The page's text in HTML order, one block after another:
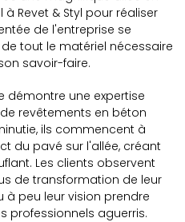
Revet & Styl pour réaliser
de l'entreprise se
tout le matériel nécessaire
savoir-faire.
démontre une expertise
revêtements en béton
ils commencent à
du pavé sur l'allée, créant
Les clients observent
de transformation de leur
à peu leur vision prendre
professionnels aguerris.